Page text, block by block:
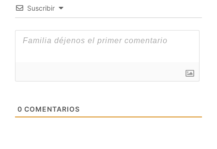
Suscribir
0 COMENTARIOS